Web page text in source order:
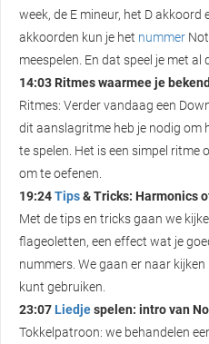
week, de E mineur, het D akkoord
akkoorden kun je het nummer
meespelen. En dat speel je met al
14:03 Ritmes waarmee je
Ritmes: Verder vandaag een
dit aanslagritme heb je nodig om
te spelen. Het is een simpel ritme
om te oefenen.
19:24Tips& Tricks: Harmonics
Met de tips en tricks gaan we
flageoletten, een effect wat je
nummers. We gaan er naar
kunt gebruiken.
23:07 Liedjespelen: intro van
Tokkelpatroon: we behandelen